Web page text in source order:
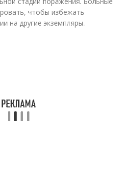
чтобы избежать
на другие экземпляры.